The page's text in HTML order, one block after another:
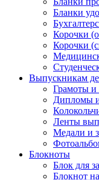
Бланки
Корочки
Корочки
Выпускникам
Грамоты и
Дипломы
Ленты
Медали и
Блокноты
Блок для
Блокнот